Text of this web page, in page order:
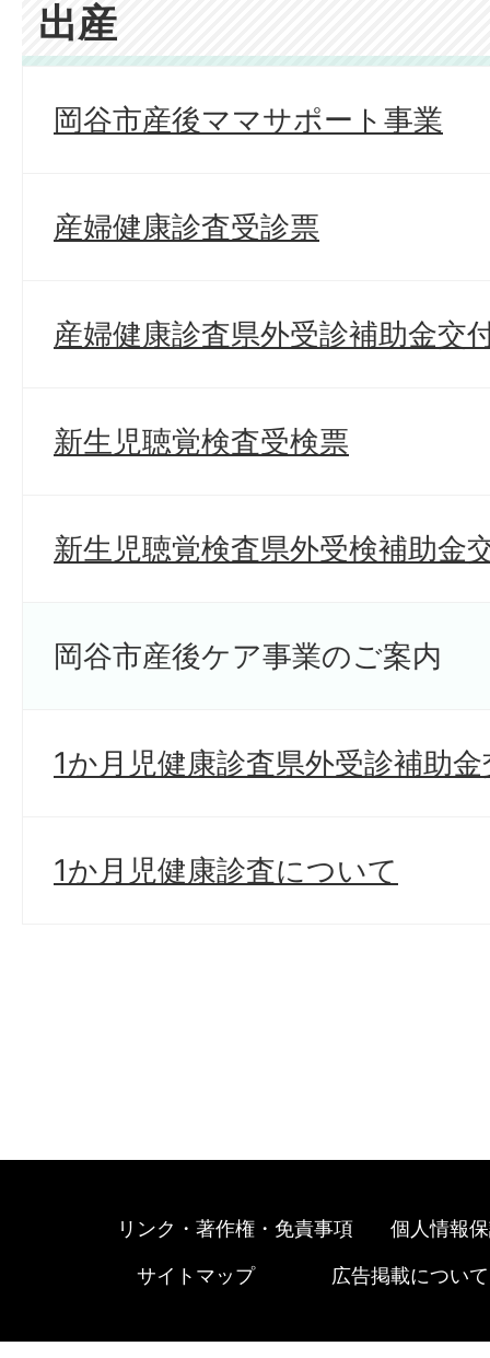
出産
岡谷市産後ママサポート事業
産婦健康診査受診票
産婦健康診査県外受診補助金交
新生児聴覚検査受検票
新生児聴覚検査県外受検補助金
岡谷市産後ケア事業のご案内
1か月児健康診査県外受診補助
1か月児健康診査について
リンク・著作権・免責事項 個人情報
サイトマップ 広告掲載について